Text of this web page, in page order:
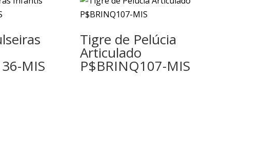
MIS
Tigre de Pelúcia
Articulado
P$BRINQ107-MIS